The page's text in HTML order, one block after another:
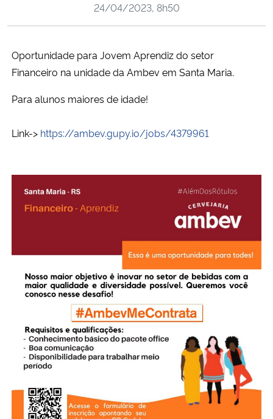
Ministério de Minas e Energia
Ministério do Meio Ambiente
Ministério do Desenvolvimento Regional
Ministério da Mulher, da Família e dos Direitos Humanos
Secretaria-Geral
Secretaria de Governo
Gabinete de Segurança Institucional
Advocacia-Geral da União
24/04/2023, 8h50
Oportunidade para Jovem Aprendiz do setor
Financeiro na unidade da Ambev em Santa Maria.
Para alunos maiores de idade!
Link-> https://ambev.gupy.io/jobs/4379961